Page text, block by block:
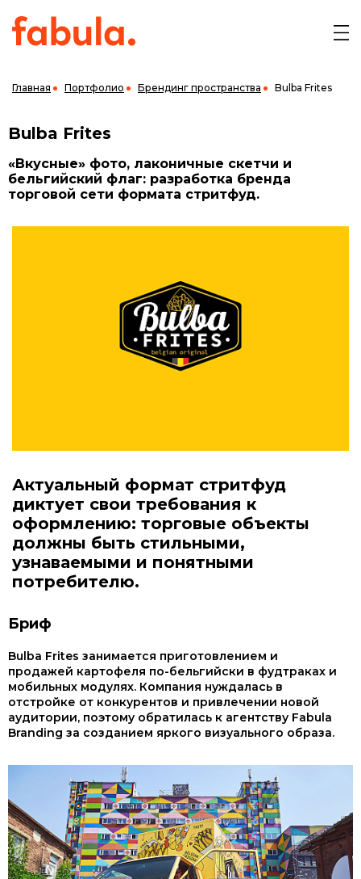
Главная Портфолио Брендинг пространства Bulba Frites
Bulba Frites
«Вкусные» фото, лаконичные скетчи и
бельгийский флаг: разработка бренда
торговой сети формата стритфуд.
Актуальный формат стритфуд
диктует свои требования к
оформлению: торговые объекты
должны быть стильными,
узнаваемыми и понятными
потребителю.
Бриф
Bulba Frites занимается приготовлением и
продажей картофеля по-бельгийски в фудтраках и
мобильных модулях. Компания нуждалась в
отстройке от конкурентов и привлечении новой
аудитории, поэтому обратилась к агентству Fabula
Branding за созданием яркого визуального образа.